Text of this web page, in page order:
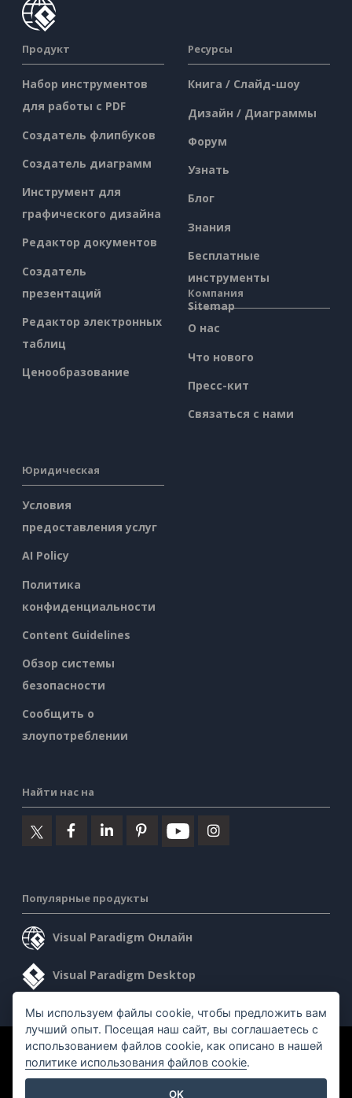
Продукт
Набор инструментов
для работы с PDF
Создатель флипбуков
Создатель диаграмм
Инструмент для
графического дизайна
Редактор документов
Создатель
презентаций
Редактор электронных
таблиц
Ценообразование
Ресурсы
Книга / Слайд-шоу
Дизайн / Диаграммы
Форум
Узнать
Блог
Знания
Бесплатные
инструменты
Sitemap
Компания
О нас
Что нового
Пресс-кит
Связаться с нами
Юридическая
Условия
предоставления услуг
AI Policy
Политика
конфиденциальности
Content Guidelines
Обзор системы
безопасности
Сообщить о
злоупотреблении
Найти нас на
Популярные продукты
Visual Paradigm Онлайн
Visual Paradigm Desktop
©2026 by Visual Paradigm. Все права защищены.
Мы используем файлы cookie, чтобы предложить вам
лучший опыт. Посещая наш сайт, вы соглашаетесь с
использованием файлов cookie, как описано в нашей
политике использования файлов cookie.
OK